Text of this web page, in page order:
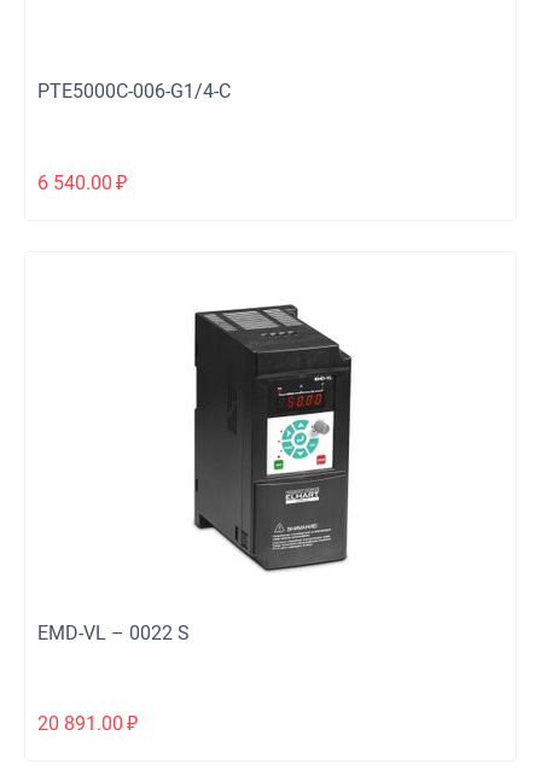
PTE5000C-006-G1/4-C
6 540.00 ₽
EMD-VL – 0022 S
20 891.00 ₽